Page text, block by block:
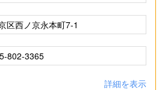
区西ノ京永本町7-1
802-3365
詳細を表示